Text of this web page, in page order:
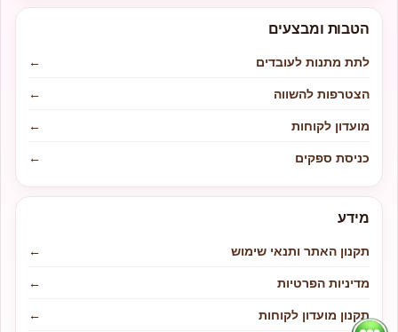
הטבות ומבצעים
לתת מתנות לעובדים
←
הצטרפות להשווה
←
מועדון לקוחות
←
כניסת ספקים
←
מידע
תקנון האתר ותנאי שימוש
←
מדיניות הפרטיות
←
תקנון מועדון לקוחות
←